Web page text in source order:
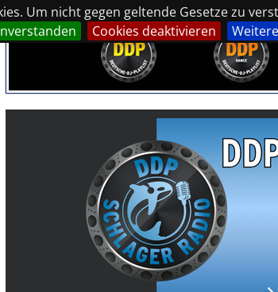
Um nicht gegen geltende Gesetze zu
Cookies deaktivieren